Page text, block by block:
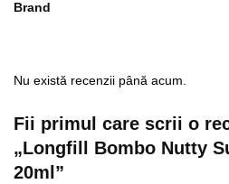
Brand
Nu există recenzii până acum.
Fii primul care scrii o
„Longfill Bombo Nutty
20ml”